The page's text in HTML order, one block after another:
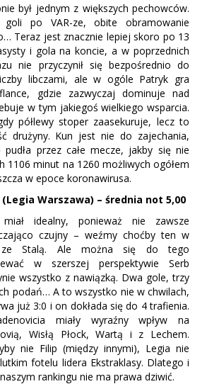
był jednym z większych pechowców.
goli po VAR-ze, obite obramowanie
Teraz jest znacznie lepiej skoro po 13
i gola na koncie, a w poprzednich
nie przyczynił się bezpośrednio do
libczami, ale w ogóle Patryk gra
gdzie zazwyczaj dominuje nad
w tym jakiegoś wielkiego wsparcia.
półlewy stoper zaasekuruje, lecz to
drużyny. Kun jest nie do zajechania,
przez całe mecze, jakby się nie
1106 minut na 1260 możliwych ogółem
w epoce koronawirusa.
Warszawa) – średnia not 5,00
idealny, ponieważ nie zawsze
czujny – weźmy choćby ten w
ze Stalą. Ale można się do tego
w szerszej perspektywie Serb
wszystko z nawiązką. Dwa gole, trzy
podań… A to wszystko nie w chwilach,
już 3:0 i on dokłada się do 4 trafienia.
miały wyraźny wpływ na
Wisłą Płock, Wartą i z Lechem.
nie Filip (między innymi), Legia nie
fotelu lidera Ekstraklasy. Dlatego i
rankingu nie ma prawa dziwić.